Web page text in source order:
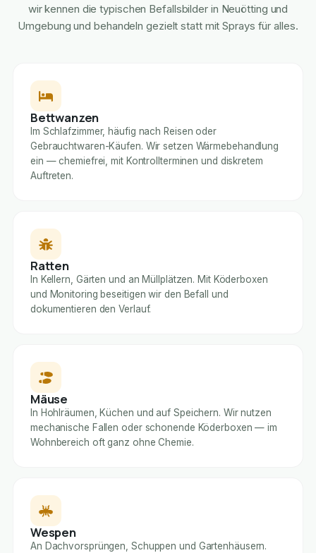
wir kennen die typischen Befallsbilder in Neuötting und
Umgebung und behandeln gezielt statt mit Sprays für alles.
Bettwanzen
Im Schlafzimmer, häufig nach Reisen oder
Gebrauchtwaren-Käufen. Wir setzen Wärmebehandlung
ein — chemiefrei, mit Kontrollterminen und diskretem
Auftreten.
Ratten
In Kellern, Gärten und an Müllplätzen. Mit Köderboxen
und Monitoring beseitigen wir den Befall und
dokumentieren den Verlauf.
Mäuse
In Hohlräumen, Küchen und auf Speichern. Wir nutzen
mechanische Fallen oder schonende Köderboxen — im
Wohnbereich oft ganz ohne Chemie.
Wespen
An Dachvorsprüngen, Schuppen und Gartenhäusern.